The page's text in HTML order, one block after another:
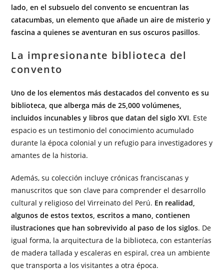
lado, en el subsuelo del convento se encuentran las
catacumbas, un elemento que añade un aire de misterio y
fascina a quienes se aventuran en sus oscuros pasillos.
La impresionante biblioteca del
convento
Uno de los elementos más destacados del convento es su
biblioteca, que alberga más de 25,000 volúmenes,
incluidos incunables y libros que datan del siglo XVI. Este
espacio es un testimonio del conocimiento acumulado
durante la época colonial y un refugio para investigadores y
amantes de la historia.
Además, su colección incluye crónicas franciscanas y
manuscritos que son clave para comprender el desarrollo
cultural y religioso del Virreinato del Perú. En realidad,
algunos de estos textos, escritos a mano, contienen
ilustraciones que han sobrevivido al paso de los siglos. De
igual forma, la arquitectura de la biblioteca, con estanterías
de madera tallada y escaleras en espiral, crea un ambiente
que transporta a los visitantes a otra época.